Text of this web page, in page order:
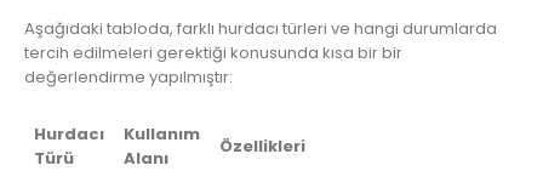
Aşağıdaki tabloda, farklı hurdacı türleri ve hangi durumlarda
tercih edilmeleri gerektiği konusunda kısa bir bir
değerlendirme yapılmıştır:
Hurdacı
Türü
Kullanım
Alanı
Özellikleri